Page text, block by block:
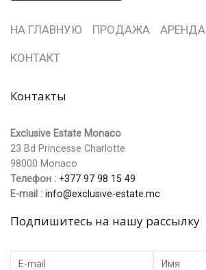
НА ГЛАВНУЮ ПРОДАЖА АРЕНДА
КОНТАКТ
Контакты
Exclusive Estate Monaco
23 Bd Princesse Charlotte
98000 Monaco
Телефон : +377 97 98 15 49
Е-mail : info@exclusive-estate.mc
Подпишитесь на нашу рассылку